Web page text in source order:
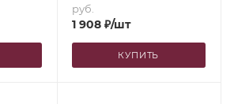
руб.
1 908₽/шт
КУПИТЬ